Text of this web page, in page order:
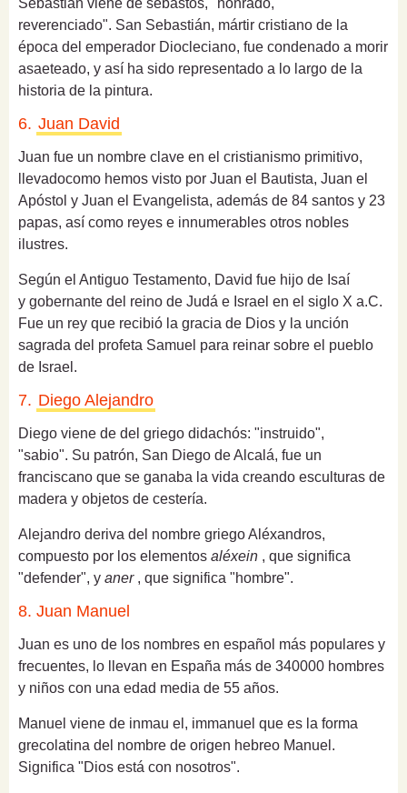
reverenciado". San Sebastián, mártir cristiano de la
época del emperador Diocleciano, fue condenado a morir
asaeteado, y así ha sido representado a lo largo de la
historia de la pintura.
6. Juan David
Juan fue un nombre clave en el cristianismo primitivo,
llevadocomo hemos visto por Juan el Bautista, Juan el
Apóstol y Juan el Evangelista, además de 84 santos y 23
papas, así como reyes e innumerables otros nobles
ilustres.
Según el Antiguo Testamento, David fue hijo de Isaí
y gobernante del reino de Judá e Israel en el siglo X a.C.
Fue un rey que recibió la gracia de Dios y la unción
sagrada del profeta Samuel para reinar sobre el pueblo
de Israel.
7. Diego Alejandro
Diego viene de del griego didachós: "instruido",
"sabio". Su patrón, San Diego de Alcalá, fue un
franciscano que se ganaba la vida creando esculturas de
madera y objetos de cestería.
Alejandro deriva del nombre griego Aléxandros,
compuesto por los elementos aléxein , que significa
"defender", y aner, que significa "hombre".
8. Juan Manuel
Juan es uno de los nombres en español más populares y
frecuentes, lo llevan en España más de 340000 hombres
y niños con una edad media de 55 años.
Manuel viene de inmau el, immanuel que es la forma
grecolatina del nombre de origen hebreo Manuel.
Significa "Dios está con nosotros".